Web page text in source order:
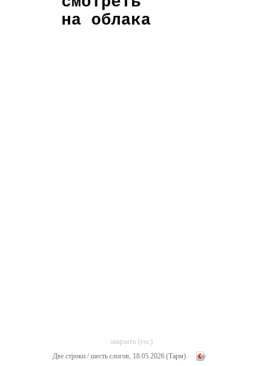
на облака
закрыть (esc)
Две строки / шесть слогов, 18.05.2026 (Тарм)